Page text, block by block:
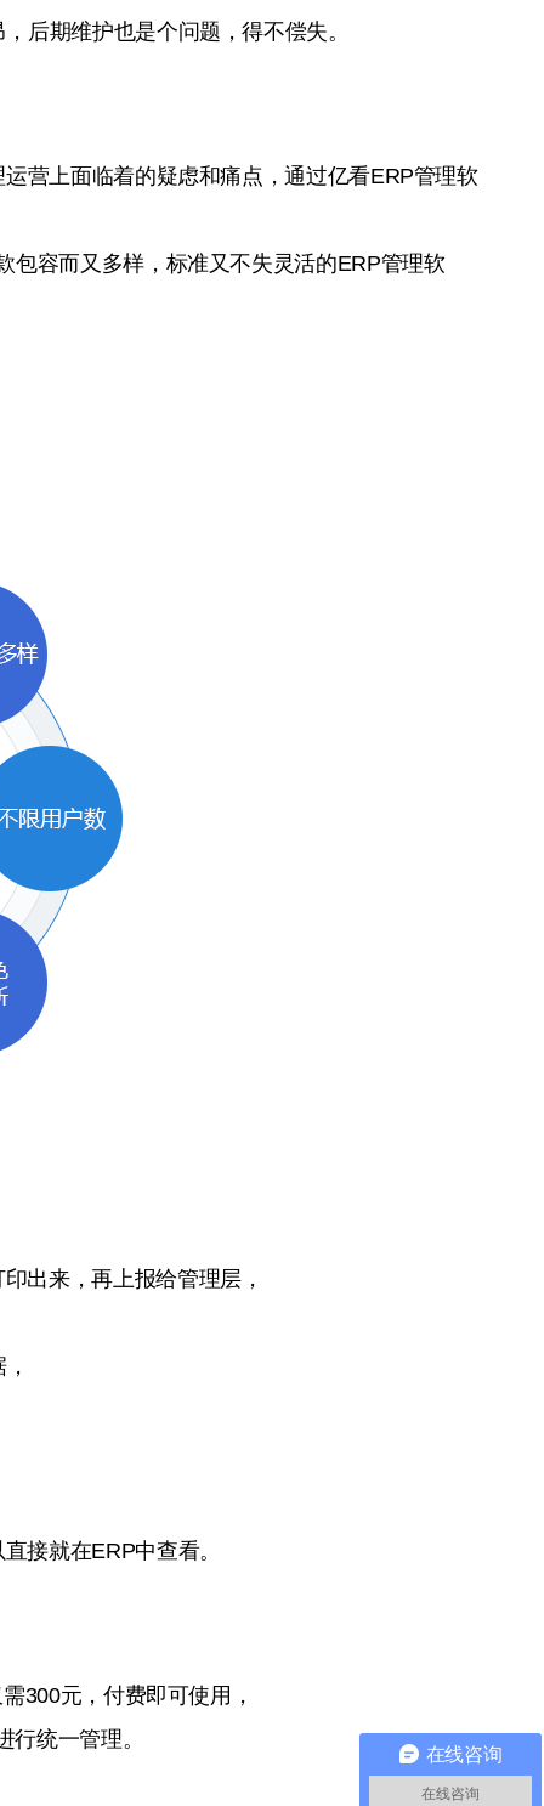
后期维护也是个问题，得不偿失。
营上面临着的疑虑和痛点，通过亿看ERP管理软
包容而又多样，标准又不失灵活的ERP管理软
出来，再上报给管理层，
接就在ERP中查看。
300元，付费即可使用，
统一管理。
在线咨询
在线咨询